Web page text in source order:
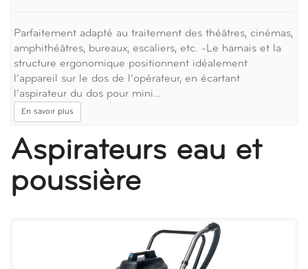
Parfaitement adapté au traitement des théâtres, cinémas,
amphithéâtres, bureaux, escaliers, etc. -Le harnais et la
structure ergonomique positionnent idéalement
l’appareil sur le dos de l’opérateur, en écartant
l’aspirateur du dos pour mini…
En savoir plus
Aspirateurs eau et
poussière